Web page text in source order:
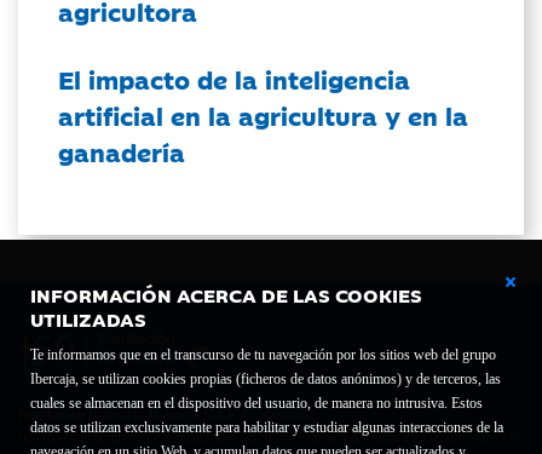
INFORMACIÓN ACERCA DE LAS COOKIES
UTILIZADAS
Te informamos que en el transcurso de tu navegación por los sitios web del grupo
Ibercaja, se utilizan cookies propias (ficheros de datos anónimos) y de terceros, las
cuales se almacenan en el dispositivo del usuario, de manera no intrusiva. Estos
datos se utilizan exclusivamente para habilitar y estudiar algunas interacciones de la
agricultora
El impacto de la inteligencia
artificial en la agricultura y en la
ganadería
Fundación Bancaria Ibercaja C.I.F. G-50000652.
Inscrita en el Registro de Fundaciones del Mº de Educación, Cultura y Deporte con el nº